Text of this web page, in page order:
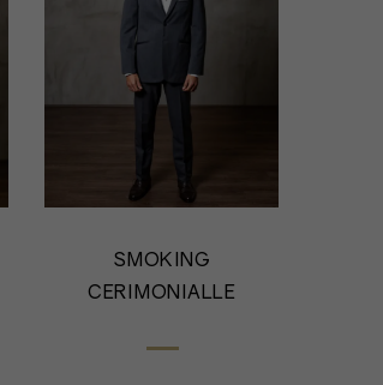
SMOKING
CERIMONIALLE